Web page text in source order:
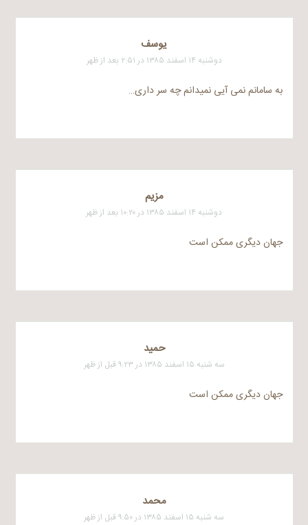
یوسف
دوشنبه ۱۴ اسفند ۱۳۸۵ در ۲:۵۱ بعد از ظهر
به سامانم نمی آیی نمیدانم چه سر داری…
مزیم
دوشنبه ۱۴ اسفند ۱۳۸۵ در ۱۰:۲۰ بعد از ظهر
جهان دیگری ممکن است
حمید
سه شنبه ۱۵ اسفند ۱۳۸۵ در ۹:۲۳ قبل از ظهر
جهان دیگری ممکن است
محمد
سه شنبه ۱۵ اسفند ۱۳۸۵ در ۹:۵۰ قبل از ظهر